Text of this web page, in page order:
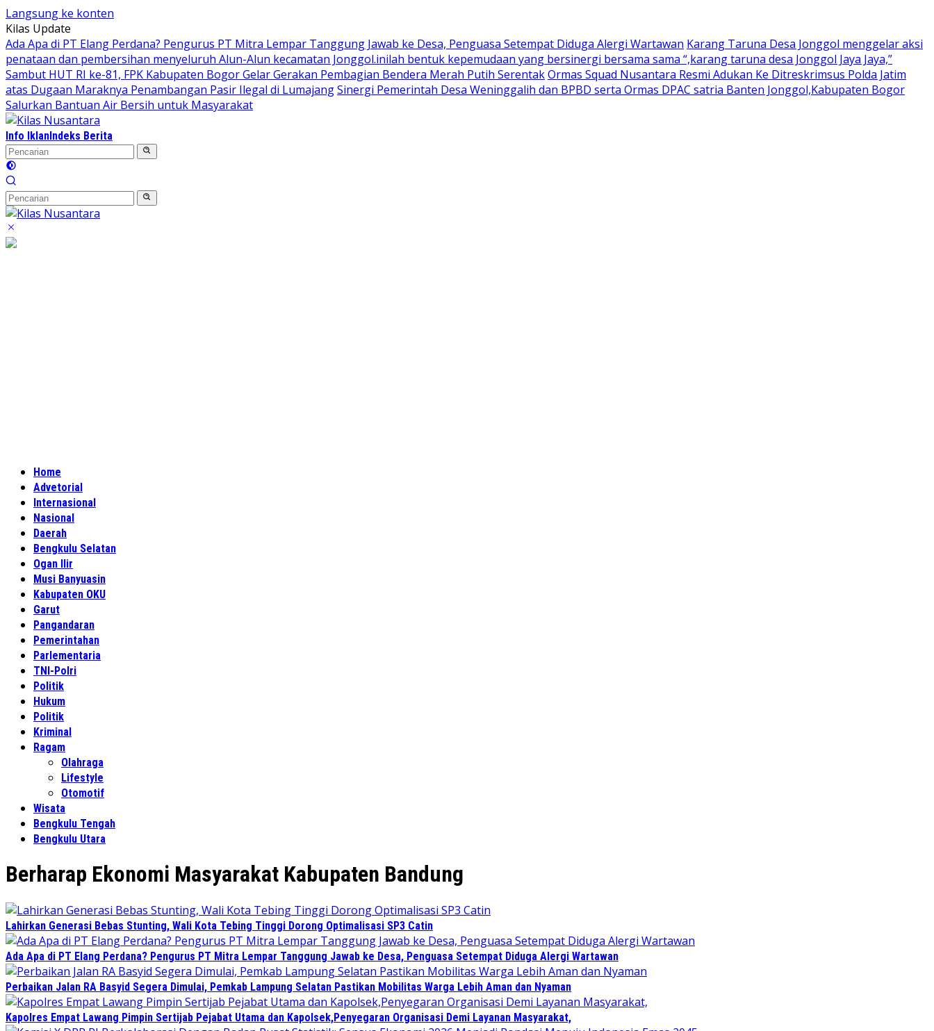
Langsung ke konten
Kilas Update
Ada Apa di PT Elang Perdana? Pengurus PT Mitra Lempar Tanggung Jawab ke Desa, Penguasa Setempat Diduga Alergi Wartawan Karang Taruna Desa Jonggol menggelar aksi
penataan dan pembersihan menyeluruh Alun-Alun kecamatan Jonggol.inilah bentuk kepemudaan yang bersinergi bersama sama “,karang taruna desa Jonggol Jaya Jaya,”
Sambut HUT RI ke-81, FPK Kabupaten Bogor Gelar Gerakan Pembagian Bendera Merah Putih SerentakOrmas Squad Nusantara Resmi Adukan Ke Ditreskrimsus Polda Jatim
atas Dugaan Maraknya Penambangan Pasir Ilegal di LumajangSinergi Pemerintah Desa Weninggalih dan BPBD serta Ormas DPAC satria Banten Jonggol,Kabupaten Bogor
Salurkan Bantuan Air Bersih untuk Masyarakat
Info IklanIndeks Berita
Home
Advetorial
Internasional
Nasional
Daerah
Bengkulu Selatan
Ogan Ilir
Musi Banyuasin
Kabupaten OKU
Garut
Pangandaran
Pemerintahan
Parlementaria
TNI-Polri
Politik
Hukum
Politik
Kriminal
Ragam
Olahraga
Lifestyle
Otomotif
Wisata
Bengkulu Tengah
Bengkulu Utara
Berharap Ekonomi Masyarakat Kabupaten Bandung
Lahirkan Generasi Bebas Stunting, Wali Kota Tebing Tinggi Dorong Optimalisasi SP3 Catin
Ada Apa di PT Elang Perdana? Pengurus PT Mitra Lempar Tanggung Jawab ke Desa, Penguasa Setempat Diduga Alergi Wartawan
Perbaikan Jalan RA Basyid Segera Dimulai, Pemkab Lampung Selatan Pastikan Mobilitas Warga Lebih Aman dan Nyaman
Kapolres Empat Lawang Pimpin Sertijab Pejabat Utama dan Kapolsek,Penyegaran Organisasi Demi Layanan Masyarakat,